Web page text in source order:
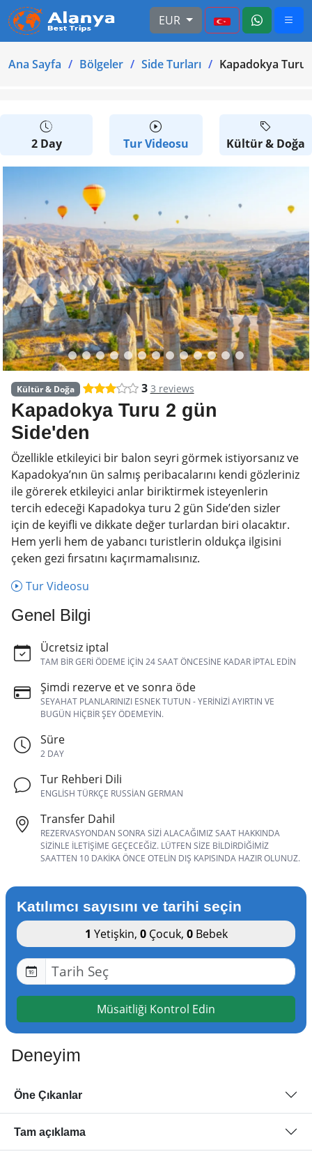
EUR
Ana Sayfa Bölgeler Side Turları Kapadokya Turu
2 Day Tur Videosu Kültür & Doğa
Kültür & Doğa 3 3 reviews
Kapadokya Turu 2 gün
Side'den
Özellikle etkileyici bir balon seyri görmek istiyorsanız ve
Kapadokya’nın ün salmış peribacalarını kendi gözleriniz
ile görerek etkileyici anlar biriktirmek isteyenlerin
tercih edeceği Kapadokya turu 2 gün Side’den sizler
için de keyifli ve dikkate değer turlardan biri olacaktır.
Hem yerli hem de yabancı turistlerin oldukça ilgisini
çeken gezi fırsatını kaçırmamalısınız.
Tur Videosu
Genel Bilgi
Ücretsiz iptal
TAM BIR GERI ÖDEME IÇIN 24 SAAT ÖNCESINE KADAR IPTAL EDIN
Şimdi rezerve et ve sonra öde
SEYAHAT PLANLARINIZI ESNEK TUTUN - YERINIZI AYIRTIN VE
BUGÜN HIÇBIR ŞEY ÖDEMEYIN.
Süre
2 DAY
Tur Rehberi Dili
ENGLISH TÜRKÇE RUSSIAN GERMAN
Transfer Dahil
REZERVASYONDAN SONRA SIZI ALACAĞIMIZ SAAT HAKKINDA
SIZINLE ILETIŞIME GEÇECEĞIZ. LÜTFEN SIZE BILDIRDIĞIMIZ
SAATTEN 10 DAKIKA ÖNCE OTELIN DIŞ KAPISINDA HAZIR OLUNUZ.
Katılımcı sayısını ve tarihi seçin
1 Yetişkin, 0Çocuk, 0Bebek
Müsaitliği Kontrol Edin
Deneyim
Öne Çıkanlar
Tam açıklama